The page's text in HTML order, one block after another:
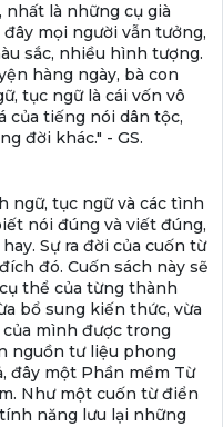
nhất là những cụ già
mọi người vẫn tưởng,
sắc, nhiều hình tượng.
hàng ngày, bà con
tục ngữ là cái vốn vô
của tiếng nói dân tộc,
đời khác." - GS.
ngữ, tục ngữ và các tình
nói đúng và viết đúng,
Sự ra đời của cuốn từ
đó. Cuốn sách này sẽ
thể của từng thành
bổ sung kiến thức, vừa
mình được trong
nguồn tư liệu phong
đây một Phần mềm Từ
Như một cuốn từ điển
năng lưu lại những